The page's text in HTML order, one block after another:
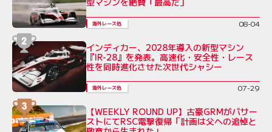
海外レース他 08-04
インディカー、2028年導入の新型マシン
『IR-28』を発表。高速化・安全性・レース
性を同時進化させた次世代シャシー
海外レース他 07-29
【WEEKLY ROUND UP】古豪GRMがバサー
ストにてRSC電撃復帰「計画は父への追悼と